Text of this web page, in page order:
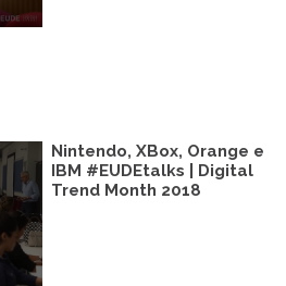
Nintendo, XBox, Orange e
IBM #EUDEtalks | Digital
Trend Month 2018